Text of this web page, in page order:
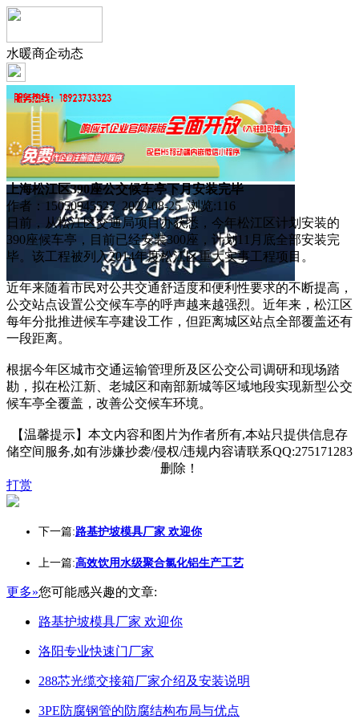
水暖商企动态
上海松江区390座公交候车亭下月安装完毕
作者：15050945527 2022-08-25 浏览:116
日前，从松江区交通局项目办获悉，今年松江区计划安装的
390座候车亭，目前已经安装300座，计划11月底全部安装完
毕。该工程被列入2014年度松江区重大实事工程项目。
近年来随着市民对公共交通舒适度和便利性要求的不断提高，
公交站点设置公交候车亭的呼声越来越强烈。近年来，松江区
每年分批推进候车亭建设工作，但距离城区站点全部覆盖还有
一段距离。
根据今年区城市交通运输管理所及区公交公司调研和现场踏
勘，拟在松江新、老城区和南部新城等区域地段实现新型公交
候车亭全覆盖，改善公交候车环境。
【温馨提示】本文内容和图片为作者所有,本站只提供信息存
储空间服务,如有涉嫌抄袭/侵权/违规内容请联系QQ:275171283
删除！
打赏
下一篇:路基护坡模具厂家 欢迎你
上一篇:高效饮用水级聚合氯化铝生产工艺
更多»您可能感兴趣的文章:
路基护坡模具厂家 欢迎你
洛阳专业快速门厂家
288芯光缆交接箱厂家介绍及安装说明
3PE防腐钢管的防腐结构布局与优点